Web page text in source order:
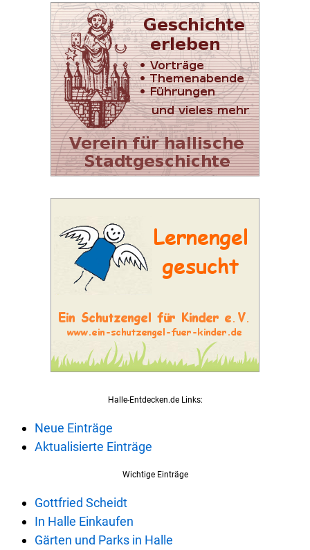
Halle-Entdecken.de Links:
Neue Einträge
Aktualisierte Einträge
Wichtige Einträge
Gottfried Scheidt
In Halle Einkaufen
Gärten und Parks in Halle